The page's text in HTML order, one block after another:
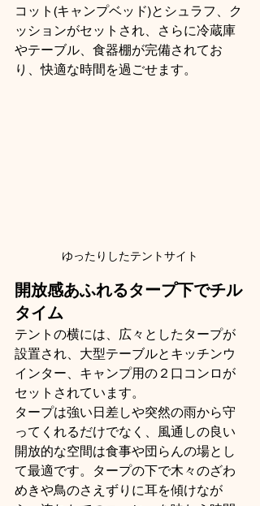
コット(キャンプベッド)とシュラフ、ク
ッションがセットされ、さらに冷蔵庫
やテーブル、食器棚が完備されてお
り、快適な時間を過ごせます。
ゆったりしたテントサイト
開放感あふれるタープ下でチル
タイム
テントの横には、広々としたタープが
設置され、大型テーブルとキッチンウ
インター、キャンプ用の２口コンロが
セットされています。
タープは強い日差しや突然の雨から守
ってくれるだけでなく、風通しの良い
開放的な空間は食事や団らんの場とし
て最適です。タープの下で木々のざわ
めきや鳥のさえずりに耳を傾けなが